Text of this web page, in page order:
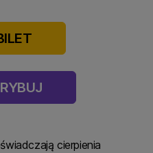
cierpienia